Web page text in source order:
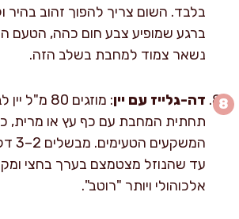
בלבד. השום צריך להפוך זהוב
ברגע שמופיע צבע חום כהה, הטעם
נשאר צמוד למחבת בשלב הזה.
דה-גלייז עם יין
: מוזגים 80
תחתית המחבת עם כף עץ או מרית,
עד שהנוזל מצטמצם בערך בחצי
אלכוהולי ויותר "רוטב".